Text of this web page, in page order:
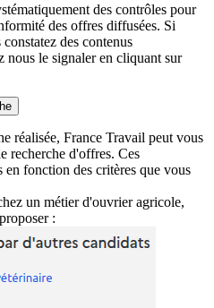
des contrôles pour
des offres diffusées. Si
des contenus
nous le signaler en cliquant sur
réalisée, France Travail peut vous
recherche d'offres. Ces
en fonction des critères que vous
un métier d'ouvrier agricole,
: